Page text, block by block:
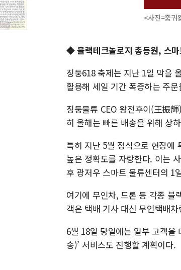
<사진=중궈
◆블랙테크놀로지 총동원, 스
징둥618 축제는 지난 1일 막을
활용해 세일 기간 폭증하는 주
징둥물류 CEO 왕전후이(王振
히 올해는 빠른 배송을 위해 상
특히 지난 5월 정식으로 현장에
높은 정확도를 자랑한다. 이는
후 광저우 스마트 물류센터의 1
여기에 무인차, 드론 등 각종 블
객은 택배 기사 대신 무인택배
6월 18일 당일에는 일부 고객을
송)’ 서비스도 진행할 계획이다.